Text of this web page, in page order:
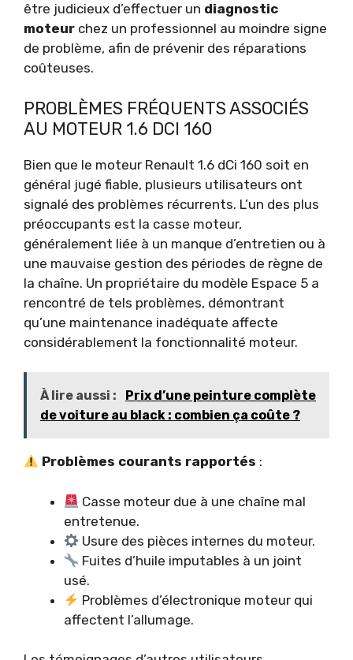
être judicieux d’effectuer un diagnostic
moteur chez un professionnel au moindre signe
de problème, afin de prévenir des réparations
coûteuses.
PROBLÈMES FRÉQUENTS ASSOCIÉS
AU MOTEUR 1.6 DCI 160
Bien que le moteur Renault 1.6 dCi 160 soit en
général jugé fiable, plusieurs utilisateurs ont
signalé des problèmes récurrents. L’un des plus
préoccupants est la casse moteur,
généralement liée à un manque d’entretien ou à
une mauvaise gestion des périodes de règne de
la chaîne. Un propriétaire du modèle Espace 5 a
rencontré de tels problèmes, démontrant
qu’une maintenance inadéquate affecte
considérablement la fonctionnalité moteur.
À lire aussi :
Prix d’une peinture complète
de voiture au black : combien ça coûte ?
Problèmes courants rapportés :
Casse moteur due à une chaîne mal
entretenue.
Usure des pièces internes du moteur.
Fuites d’huile imputables à un joint
usé.
Problèmes d’électronique moteur qui
affectent l’allumage.